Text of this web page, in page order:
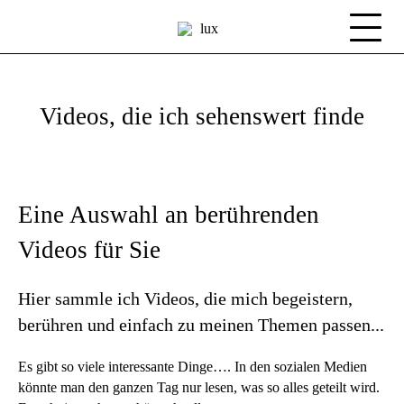
Videos, die ich sehenswert finde
Eine Auswahl an berührenden
Videos für Sie
Hier sammle ich Videos, die mich begeistern,
berühren und einfach zu meinen Themen passen...
Es gibt so viele interessante Dinge…. In den sozialen Medien
könnte man den ganzen Tag nur lesen, was so alles geteilt wird.